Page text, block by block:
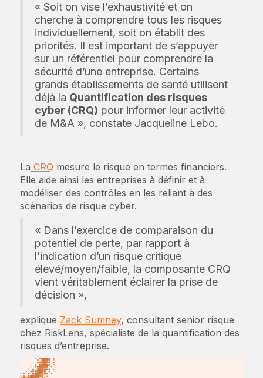
« Soit on vise l’exhaustivité et on
cherche à comprendre tous les risques
individuellement, soit on établit des
priorités. Il est important de s’appuyer
sur un référentiel pour comprendre la
sécurité d’une entreprise. Certains
grands établissements de santé utilisent
déjà la Quantification des risques
cyber (CRQ) pour informer leur activité
de M&A », constate Jacqueline Lebo.
La CRQ mesure le risque en termes financiers.
Elle aide ainsi les entreprises à définir et à
modéliser des contrôles en les reliant à des
scénarios de risque cyber.
« Dans l’exercice de comparaison du
potentiel de perte, par rapport à
l’indication d’un risque critique
élevé/moyen/faible, la composante CRQ
vient véritablement éclairer la prise de
décision »,
explique Zack Sumney, consultant senior risque
chez RiskLens, spécialiste de la quantification des
risques d’entreprise.